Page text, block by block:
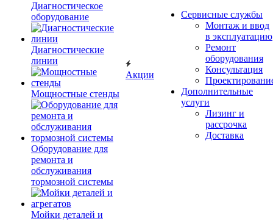
Диагностическое
оборудование
Диагностические
линии
Мощностные стенды
Оборудование для
ремонта и
обслуживания
тормозной системы
Мойки деталей и
Акции
Сервисные службы
Монтаж и ввод
в эксплуатацию
Ремонт
оборудования
Консультация
Дополнительные
услуги
Лизинг и
рассрочка
Доставка